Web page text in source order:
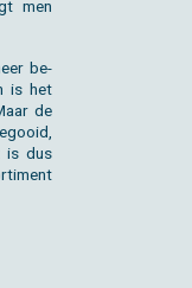
men
be­
is het
de
is dus